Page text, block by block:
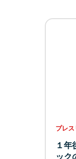
プレ
１年
ック